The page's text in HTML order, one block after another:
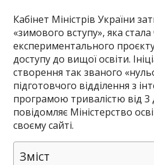
Кабінет Міністрів України
«зимового вступу», яка
експериментального
доступу до вищої освіти.
створення так званого
підготовчого відділення з
програмою тривалістю від 3
повідомляє Міністерство
своєму сайті.
Зміст